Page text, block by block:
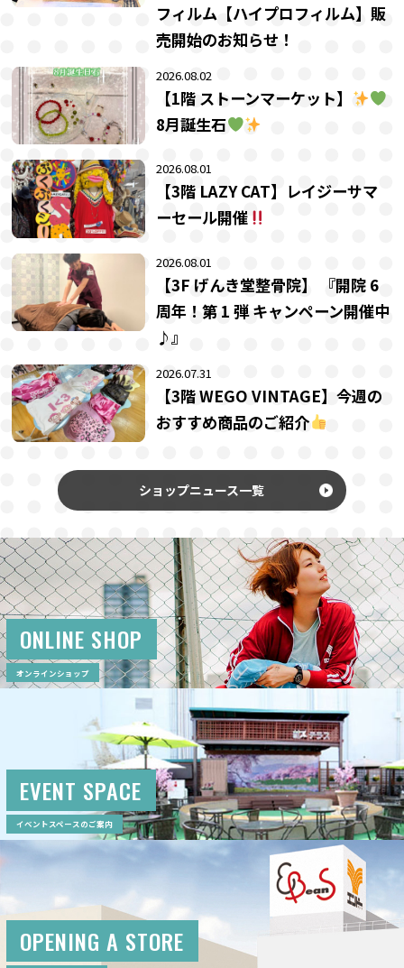
フィルム【ハイプロフィルム】販
売開始のお知らせ！
2026.08.02
【1階 ストーンマーケット】
8月誕生石
2026.08.01
【3階 LAZY CAT】レイジーサマ
ーセール開催
2026.08.01
【3F げんき堂整骨院】 『開院 6
周年！第 1 弾 キャンペーン開催中
♪』
2026.07.31
【3階 WEGO VINTAGE】今週の
おすすめ商品のご紹介
ショップニュース一覧
ONLINE SHOP
オンラインショップ
EVENT SPACE
イベントスペースのご案内
OPENING A STORE